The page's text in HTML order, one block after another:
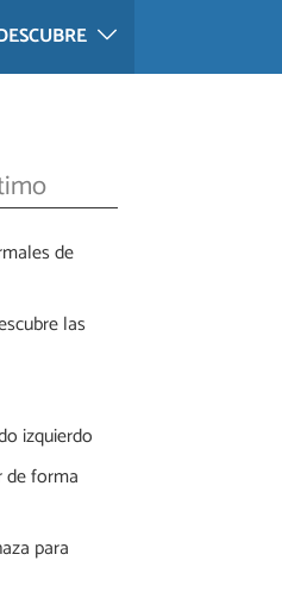
de
las
izquierdo
de forma
para